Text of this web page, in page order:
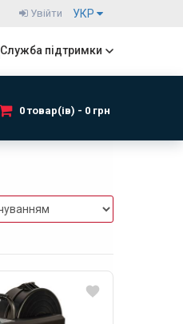
УКР
Увійти
Служба підтримки
0 товар(ів) - 0 грн